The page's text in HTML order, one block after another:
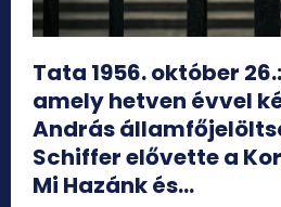
Tata 1956. október
amely hetven évvel
András
Schiffer elővette a
Mi Hazánk és...